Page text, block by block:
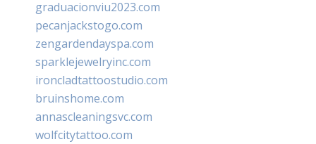
graduacionviu2023.com
pecanjackstogo.com
zengardendayspa.com
sparklejewelryinc.com
ironcladtattoostudio.com
bruinshome.com
annascleaningsvc.com
wolfcitytattoo.com